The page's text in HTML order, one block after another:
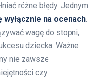
różne błędy. Jednym
wyłącznie na ocenach
wagę do stopni,
dziecka. Ważne
nie zawsze
czy